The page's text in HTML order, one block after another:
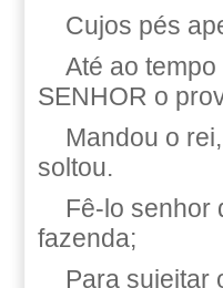
Cujos pés
Até ao
SENHOR o
Mandou o
soltou.
Fê-lo senhor
fazenda;
Para sujeitar